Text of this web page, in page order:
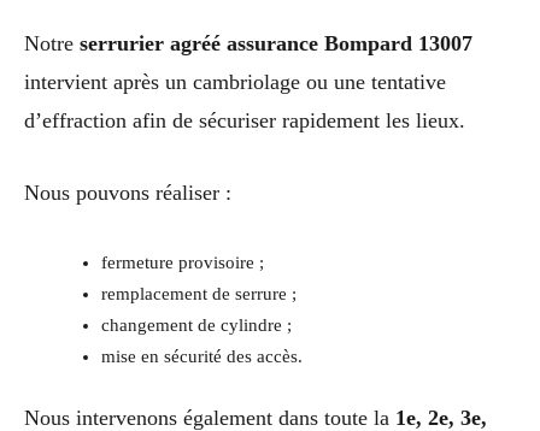
Notre serrurier agréé assurance Bompard 13007
intervient après un cambriolage ou une tentative
d’effraction afin de sécuriser rapidement les lieux.
Nous pouvons réaliser :
fermeture provisoire ;
remplacement de serrure ;
changement de cylindre ;
mise en sécurité des accès.
Nous intervenons également dans toute la 1e, 2e, 3e,